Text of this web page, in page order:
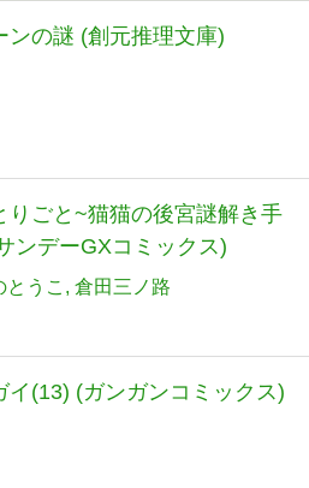
ンの謎 (創元推理文庫)
りごと~猫猫の後宮謎解き手
ンデーGXコミックス)
とうこ 倉田三ノ路
イ(13) (ガンガンコミックス)